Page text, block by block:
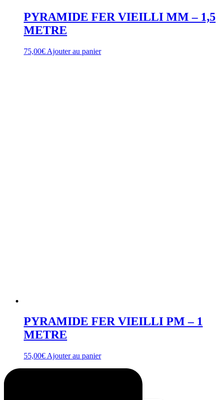
PYRAMIDE FER VIEILLI MM – 1,5
METRE
75,00€ Ajouter au panier
PYRAMIDE FER VIEILLI PM – 1
METRE
55,00€ Ajouter au panier